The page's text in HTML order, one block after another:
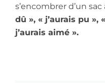
s’encombrer d’un
dû », « j’aurais pu »,
j’aurais aimé ».